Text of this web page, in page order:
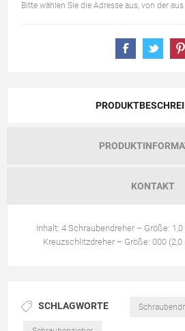
Bitte wählen Sie die Adresse aus, von der
KONTAKT
Inhalt: 4 Schraubendreher – Größe:
Kreuzschlitzdreher – Größe: 000
SCHLAGWORTE